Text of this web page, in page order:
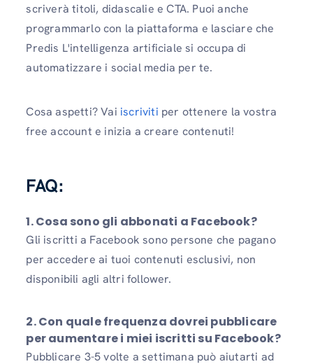
scriverà titoli, didascalie e CTA. Puoi anche
programmarlo con la piattaforma e lasciare che
Predis L'intelligenza artificiale si occupa di
automatizzare i social media per te.
Cosa aspetti? Vai iscriviti per ottenere la vostra
free account e inizia a creare contenuti!
FAQ:
1. Cosa sono gli abbonati a Facebook?
Gli iscritti a Facebook sono persone che pagano
per accedere ai tuoi contenuti esclusivi, non
disponibili agli altri follower.
2. Con quale frequenza dovrei pubblicare
per aumentare i miei iscritti su Facebook?
Pubblicare 3-5 volte a settimana può aiutarti ad